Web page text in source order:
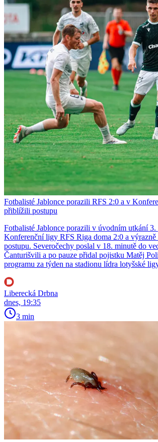
Fotbalisté Jablonce porazili RFS 2:0 a v
přiblížili postupu
Fotbalisté Jablonce porazili v úvodním utkání 3.
Konferenční ligy RFS Riga doma 2:0 a
postupu. Severočechy poslal v 18. minutě do
Čanturišvili a po pauze přidal pojistku Matěj
programu za týden na stadionu lídra lotyšské
Liberecká Drbna
dnes, 19:35
3 min